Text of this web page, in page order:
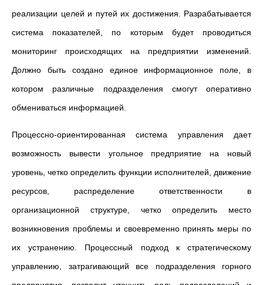
реализации целей и путей их достижения. Разрабатывается
система показателей, по которым будет проводиться
мониторинг происходящих на предприятии изменений.
Должно быть создано единое информационное поле, в
котором различные подразделения смогут оперативно
обмениваться информацией.
Процессно-ориентированная система управления дает
возможность вывести угольное предприятие на новый
уровень, четко определить функции исполнителей, движение
ресурсов, распределение ответственности в
организационной структуре, четко определить место
возникновения проблемы и своевременно принять меры по
их устранению. Процессный подход к стратегическому
управлению, затрагивающий все подразделения горного